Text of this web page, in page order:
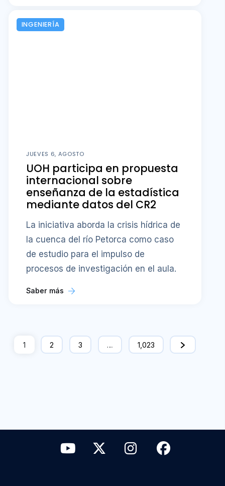
INGENIERÍA
JUEVES 6, AGOSTO
UOH participa en propuesta
internacional sobre
enseñanza de la estadística
mediante datos del CR2
La iniciativa aborda la crisis hídrica de
la cuenca del río Petorca como caso
de estudio para el impulso de
procesos de investigación en el aula.
Saber más
1 2 3 … 1,023